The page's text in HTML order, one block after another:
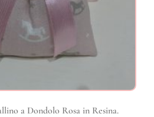
a Dondolo Rosa in Resina.